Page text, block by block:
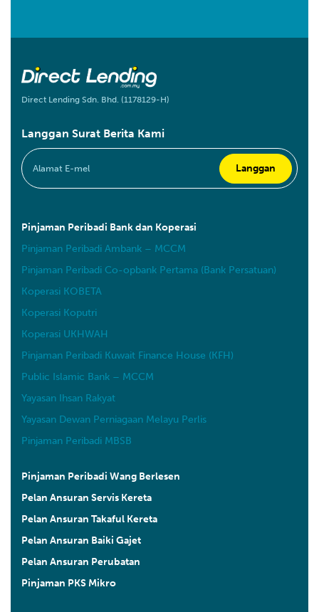
Direct Lending Sdn. Bhd. (1178129-H)
Langgan Surat Berita Kami
Pinjaman Peribadi Bank dan Koperasi
Pinjaman Peribadi Ambank – MCCM
Pinjaman Peribadi Co-opbank Pertama (Bank Persatuan)
Koperasi KOBETA
Koperasi Koputri
Koperasi UKHWAH
Pinjaman Peribadi Kuwait Finance House (KFH)
Public Islamic Bank – MCCM
Yayasan Ihsan Rakyat
Yayasan Dewan Perniagaan Melayu Perlis
Pinjaman Peribadi MBSB
Pinjaman Peribadi Wang Berlesen
Pelan Ansuran Servis Kereta
Pelan Ansuran Takaful Kereta
Pelan Ansuran Baiki Gajet
Pelan Ansuran Perubatan
Pinjaman PKS Mikro